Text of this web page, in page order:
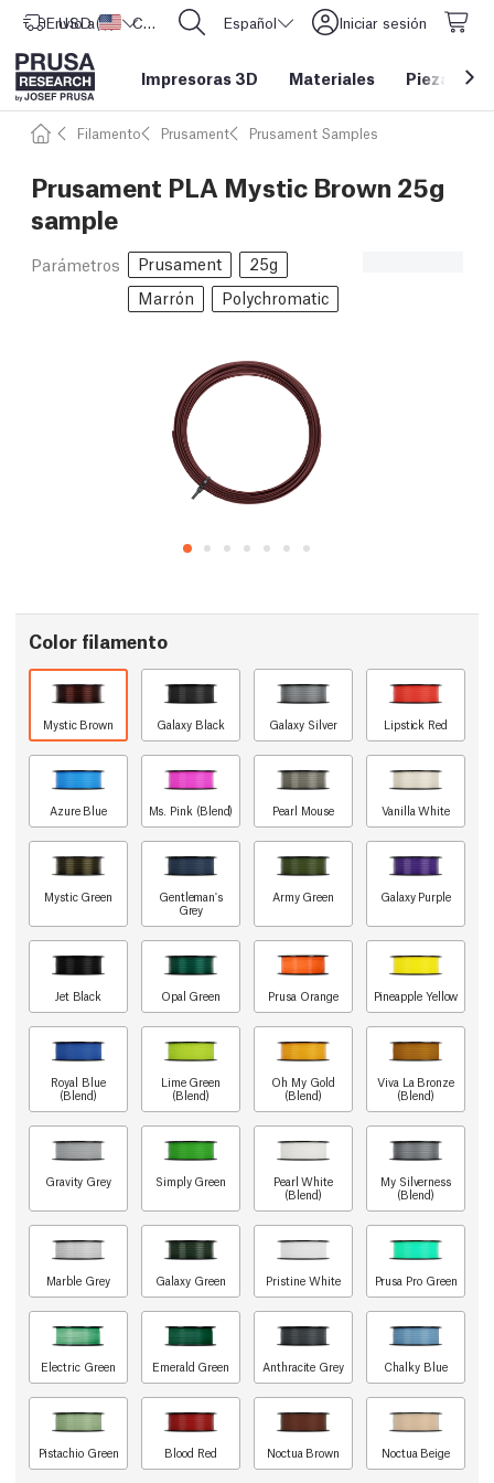
Envío a Estados Unidos
USD ($) CORE One L: ¡Ya disponible! Español Iniciar sesión
Impresoras 3D Materiales Piezas y
Filamento Prusament Prusament Samples
Prusament PLA Mystic Brown 25g
sample
Parámetros Prusament
25g
Marrón
Polychromatic
Color filamento
Mystic Brown Galaxy Black Galaxy Silver Lipstick Red
Azure Blue Ms. Pink (Blend) Pearl Mouse Vanilla White
Mystic Green
Gentleman's
Grey
Army Green Galaxy Purple
Jet Black Opal Green Prusa Orange Pineapple Yellow
Royal Blue
(Blend)
Lime Green
(Blend)
Oh My Gold
(Blend)
Viva La Bronze
(Blend)
Gravity Grey Simply Green
Pearl White
(Blend)
My Silverness
(Blend)
Marble Grey Galaxy Green Pristine White Prusa Pro Green
Electric Green Emerald Green Anthracite Grey Chalky Blue
Pistachio Green Blood Red Noctua Brown Noctua Beige